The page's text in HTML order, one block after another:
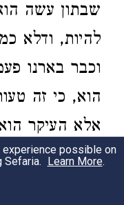
שבתון עשה
להיות, ודלא
וכבר בארנו
הוא, כי זה
אלא העיקר
כי כן אמרו
סוף ע"ב
possible on
Sefaria. Learn More.